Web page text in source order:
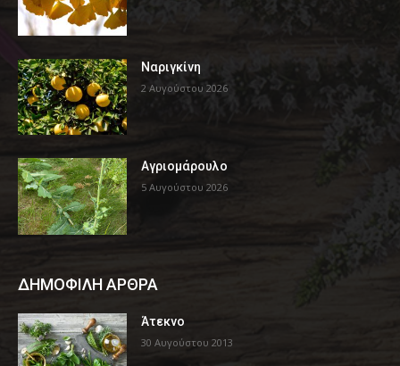
Ναριγκίνη
2 Αυγούστου 2026
Αγριομάρουλο
5 Αυγούστου 2026
ΔΗΜΟΦΙΛΗ ΑΡΘΡΑ
Άτεκνο
30 Αυγούστου 2013